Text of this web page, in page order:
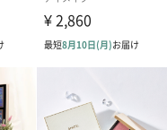
す。
イズをお届けします。